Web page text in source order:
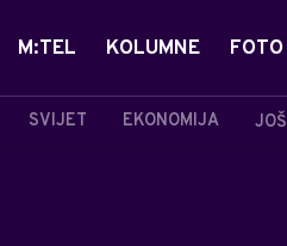
SVIJET EKONOMIJA JOŠ
M:TEL KOLUMNE FOTO